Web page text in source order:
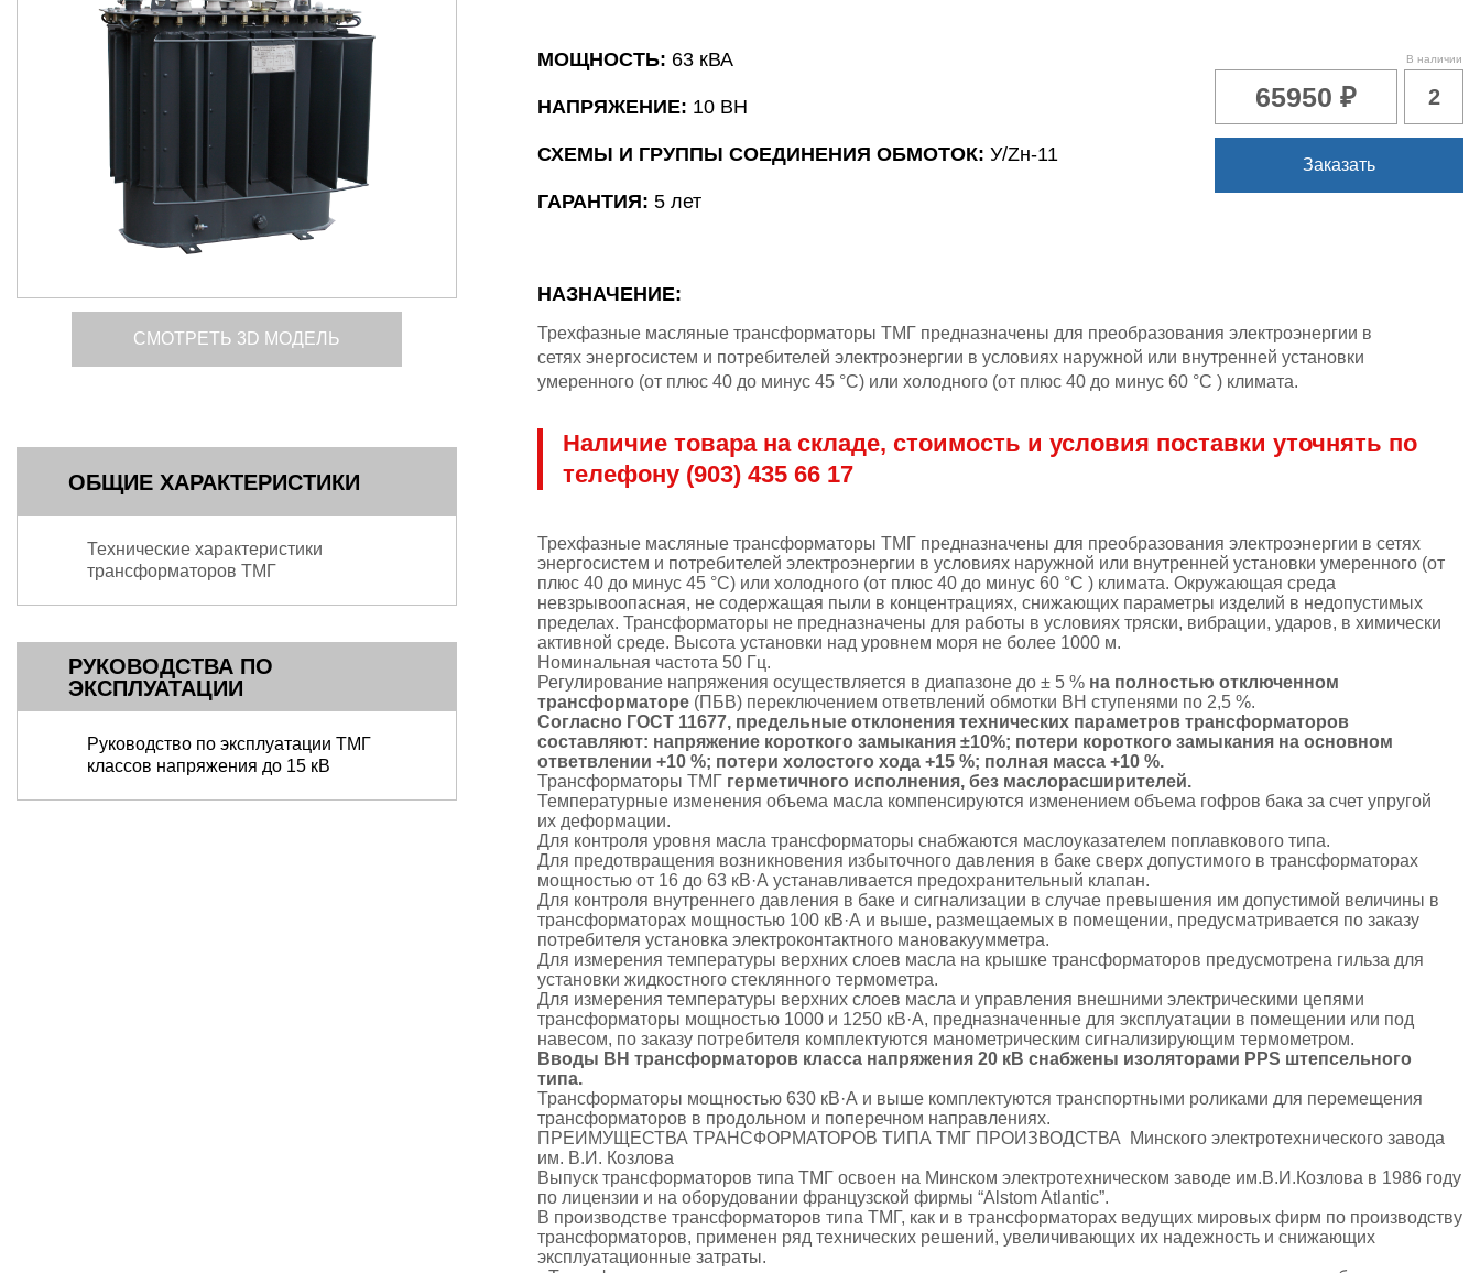
МОЩНОСТЬ: 63 кВА
НАПРЯЖЕНИЕ: 10 ВН
СХЕМЫ И ГРУППЫ СОЕДИНЕНИЯ ОБМОТОК:У/Zн-11
ГАРАНТИЯ:5 лет
65950 ₽ 2
В наличии
Заказать
НАЗНАЧЕНИЕ:
Трехфазные масляные трансформаторы ТМГ предназначены для преобразования электроэнергии в
сетях энергосистем и потребителей электроэнергии в условиях наружной или внутренней установки
умеренного (от плюс 40 до минус 45 °C) или холодного (от плюс 40 до минус 60 °C ) климата.
Наличие товара на складе, стоимость и условия поставки уточнять по
телефону (903) 435 66 17
Трехфазные масляные трансформаторы ТМГ предназначены для преобразования электроэнергии в сетях
энергосистем и потребителей электроэнергии в условиях наружной или внутренней установки умеренного (от
плюс 40 до минус 45 °C) или холодного (от плюс 40 до минус 60 °C ) климата. Окружающая среда
невзрывоопасная, не содержащая пыли в концентрациях, снижающих параметры изделий в недопустимых
пределах. Трансформаторы не предназначены для работы в условиях тряски, вибрации, ударов, в химически
активной среде. Высота установки над уровнем моря не более 1000 м.
Номинальная частота 50 Гц.
Регулирование напряжения осуществляется в диапазоне до ± 5 % на полностью отключенном
трансформаторе (ПБВ) переключением ответвлений обмотки ВН ступенями по 2,5 %.
Согласно ГОСТ 11677, предельные отклонения технических параметров трансформаторов
составляют: напряжение короткого замыкания ±10%; потери короткого замыкания на основном
ответвлении +10 %; потери холостого хода +15 %; полная масса +10 %.
Трансформаторы ТМГ герметичного исполнения, без маслорасширителей.
Температурные изменения объема масла компенсируются изменением объема гофров бака за счет упругой
их деформации.
Для контроля уровня масла трансформаторы снабжаются маслоуказателем поплавкового типа.
Для предотвращения возникновения избыточного давления в баке сверх допустимого в трансформаторах
мощностью от 16 до 63 кВ·А устанавливается предохранительный клапан.
Для контроля внутреннего давления в баке и сигнализации в случае превышения им допустимой величины в
трансформаторах мощностью 100 кВ·А и выше, размещаемых в помещении, предусматривается по заказу
потребителя установка электроконтактного мановакуумметра.
Для измерения температуры верхних слоев масла на крышке трансформаторов предусмотрена гильза для
установки жидкостного стеклянного термометра.
Для измерения температуры верхних слоев масла и управления внешними электрическими цепями
трансформаторы мощностью 1000 и 1250 кВ·А, предназначенные для эксплуатации в помещении или под
навесом, по заказу потребителя комплектуются манометрическим сигнализирующим термометром.
Вводы ВН трансформаторов класса напряжения 20 кВ снабжены изоляторами PPS штепсельного
типа.
Трансформаторы мощностью 630 кВ·А и выше комплектуются транспортными роликами для перемещения
трансформаторов в продольном и поперечном направлениях.
ПРЕИМУЩЕСТВА ТРАНСФОРМАТОРОВ ТИПА ТМГ ПРОИЗВОДСТВА Минского электротехнического завода
им. В.И. Козлова
Выпуск трансформаторов типа ТМГ освоен на Минском электротехническом заводе им.В.И.Козлова в 1986 году
по лицензии и на оборудовании французской фирмы “Alstom Atlantic”.
В производстве трансформаторов типа ТМГ, как и в трансформаторах ведущих мировых фирм по производству
трансформаторов, применен ряд технических решений, увеличивающих их надежность и снижающих
эксплуатационные затраты.
СМОТРЕТЬ 3D МОДЕЛЬ
ОБЩИЕ ХАРАКТЕРИСТИКИ
Технические характеристики
трансформаторов ТМГ
РУКОВОДСТВА ПО
ЭКСПЛУАТАЦИИ
Руководство по эксплуатации ТМГ
классов напряжения до 15 кВ